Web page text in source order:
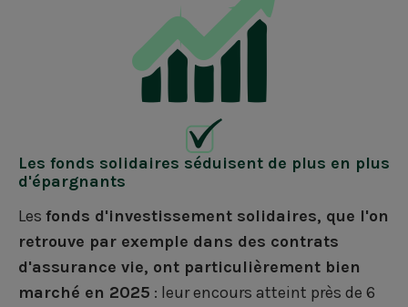
Les fonds solidaires séduisent de plus en plus
d'épargnants
Les fonds d'investissement solidaires, que l'on
retrouve par exemple dans des contrats
d'assurance vie, ont particulièrement bien
marché en 2025 : leur encours atteint près de 6